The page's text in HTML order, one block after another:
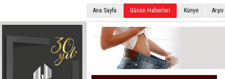
Ana Sayfa Günün Haberleri Künye Arşiv